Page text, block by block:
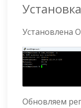
Установлена
Обновляем